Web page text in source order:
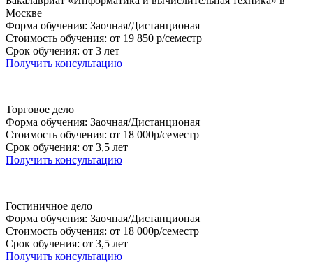
Москве
Форма обучения: Заочная/Дистанционая
Стоимость обучения: от 19 850 р/семестр
Срок обучения: от 3 лет
Получить консультацию
Торговое дело
Форма обучения: Заочная/Дистанционая
Стоимость обучения: от 18 000р/семестр
Срок обучения: от 3,5 лет
Получить консультацию
Гостиничное дело
Форма обучения: Заочная/Дистанционая
Стоимость обучения: от 18 000р/семестр
Срок обучения: от 3,5 лет
Получить консультацию